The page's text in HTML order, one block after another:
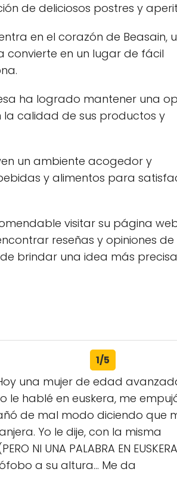
de deliciosos postres y
en el corazón de Beasain,
convierte en un lugar de fácil
ha logrado mantener una
la calidad de sus productos y
un ambiente acogedor y
y alimentos para
visitar su página
reseñas y opiniones de
brindar una idea más
1/5
una mujer de edad
hablé en euskera, me
de mal modo diciendo que
Yo le dije, con la misma
NI UNA PALABRA EN
a su altura... Me da